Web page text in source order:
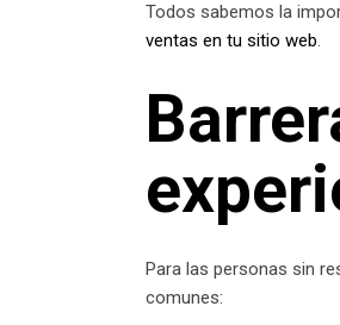
Todos sabemos la
ventas en tu sitio web.
Para las personas sin
comunes: